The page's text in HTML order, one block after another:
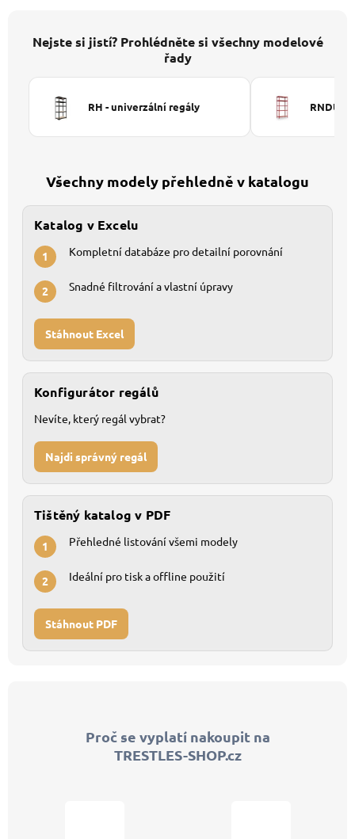
Nejste si jistí? Prohlédněte si všechny modelové
řady
RH - univerzální regály RNDU-
Všechny modely přehledně v katalogu
Katalog v Excelu
1 Kompletní databáze pro detailní porovnání
2 Snadné filtrování a vlastní úpravy
Stáhnout Excel
Konfigurátor regálů
Nevíte, který regál vybrat?
Najdi správný regál
Tištěný katalog v PDF
1 Přehledné listování všemi modely
2 Ideální pro tisk a offline použití
Stáhnout PDF
Proč se vyplatí nakoupit na
TRESTLES-SHOP.cz